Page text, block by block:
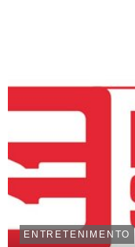
ENTRETENIMENTO